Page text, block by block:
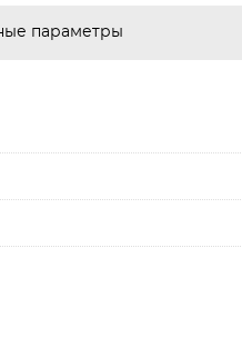
параметры